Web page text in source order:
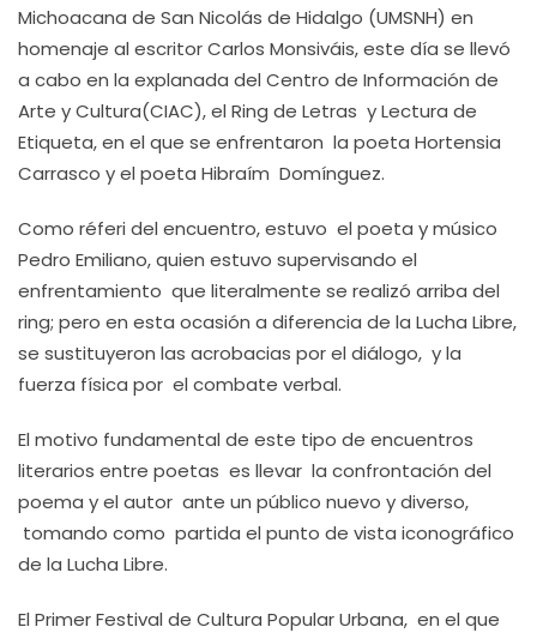
Michoacana de San Nicolás de Hidalgo (UMSNH) en
homenaje al escritor Carlos Monsiváis, este día se llevó
a cabo en la explanada del Centro de Información de
Arte y Cultura(CIAC), el Ring de Letras y Lectura de
Etiqueta, en el que se enfrentaron la poeta Hortensia
Carrasco y el poeta Hibraím Domínguez.
Como réferi del encuentro, estuvo el poeta y músico
Pedro Emiliano, quien estuvo supervisando el
enfrentamiento que literalmente se realizó arriba del
ring; pero en esta ocasión a diferencia de la Lucha Libre,
se sustituyeron las acrobacias por el diálogo, y la
fuerza física por el combate verbal.
El motivo fundamental de este tipo de encuentros
literarios entre poetas es llevar la confrontación del
poema y el autor ante un público nuevo y diverso,
tomando como partida el punto de vista iconográfico
de la Lucha Libre.
El Primer Festival de Cultura Popular Urbana, en el que